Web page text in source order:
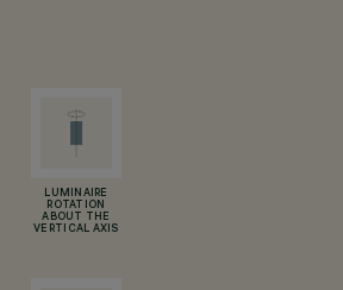
LUMINAIRE
ROTATION
ABOUT THE
VERTICAL AXIS